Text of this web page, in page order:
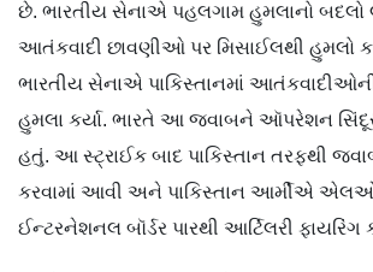
છે. ભારતીય સેનાએ પહલગામ હુમલાનો બદલો
આતંકવાદી છાવણીઓ પર મિસાઈલથી હુમલો
ભારતીય સેનાએ પાકિસ્તાનમાં
હુમલા કર્યા. ભારતે આ જવાબને ઑપરેશન
હતું. આ સ્ટ્રાઈક બાદ પાકિસ્તાન તરફથી
કરવામાં આવી અને પાકિસ્તાન આર્મીએ
ઈન્ટરનેશનલ બૉર્ડર પારથી આર્ટિલરી ફાયરિંગ